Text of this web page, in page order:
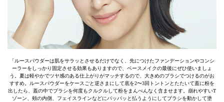
「ルースパウダーは肌をサラッとさせるだけでなく、先につけたファンデーションやコンシ
ーラーをしっかり固定させる効果もありますので、ベースメイクの最後にぜひ使いましょ
う。夏は軽やかでツヤ感のある仕上がりがマッチするので、大きめのブラシでつけるのがお
すすめ。ルースパウダーをケースごと逆さまにして底を2〜3回トントンとたたいて蓋に粉を
出したら、蓋の中でブラシを何度もクルクルして粉をまんべんなく含ませます。崩れやすいT
ゾーン、頰の内側、フェイスラインなどにパッパッと払うようにしてブラシを動かして塗